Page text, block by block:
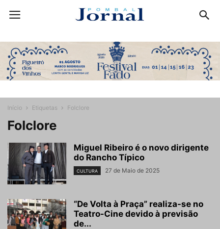
Início Etiquetas Folclore
Folclore
Miguel Ribeiro é o novo dirigente
do Rancho Típico
CULTURA 27 de Maio de 2025
“De Volta à Praça” realiza-se no
Teatro-Cine devido à previsão
de...